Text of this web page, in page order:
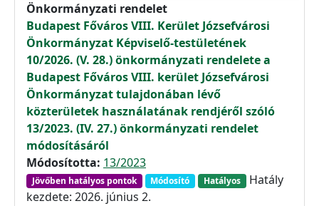
Önkormányzati rendelet
Budapest Főváros VIII. Kerület Józsefvárosi
Önkormányzat Képviselő-testületének
10/2026. (V. 28.) önkormányzati rendelete a
Budapest Főváros VIII. kerület Józsefvárosi
Önkormányzat tulajdonában lévő
közterületek használatának rendjéről szóló
13/2023. (IV. 27.) önkormányzati rendelet
módosításáról
Módosította: 13/2023
Jövőben hatályos pontok Módosító Hatályos Hatály
kezdete: 2026. június 2.